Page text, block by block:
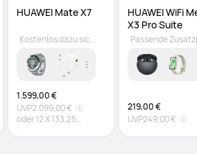
HUAWEI Mate X7
1.599,00 €
UVP2.099,00 €
oder12X133,25
Kostenlos dazu sichern
HUAWEI WiFi
X3 Pro Suite
219,00 €
UVP249,00 €